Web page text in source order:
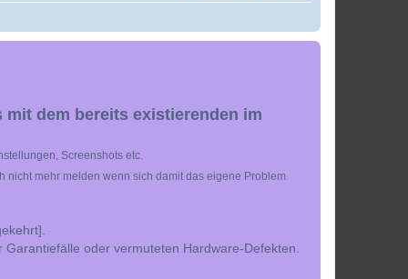
mit dem bereits existierenden im
Screenshots etc.
nicht mehr melden wenn sich damit das eigene Problem
oder vermuteten Hardware-Defekten.